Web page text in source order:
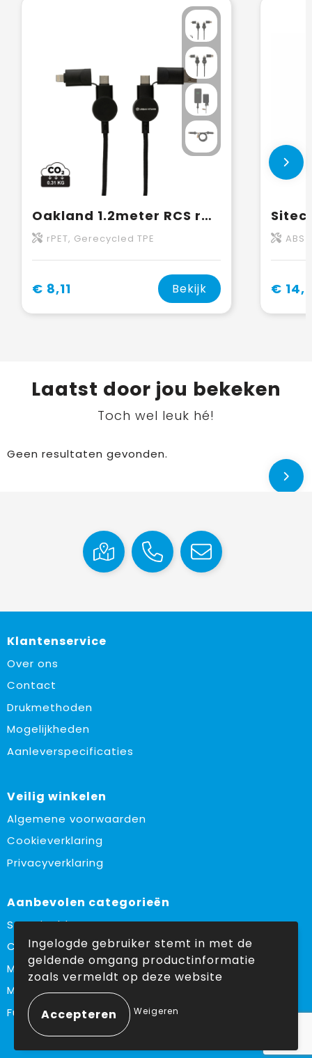
Oakland 1.2meter RCS rplastic 6-in-1 fast charging 45W kabel
rPET, Gerecycled TPE
€ 8,11 Bekijk
ABS
€
Laatst door jou bekeken
Toch wel leuk hé!
Geen resultaten gevonden.
Klantenservice
Over ons
Contact
Drukmethoden
Mogelijkheden
Aanleverspecificaties
Veilig winkelen
Algemene voorwaarden
Cookieverklaring
Privacyverklaring
Aanbevolen categorieën
Sustainable
Custom made
Made in Europe
Must haves
Fulfilment
Ingelogde gebruiker stemt in met de
geldende omgang productinformatie
zoals vermeldt op deze website
Weigeren